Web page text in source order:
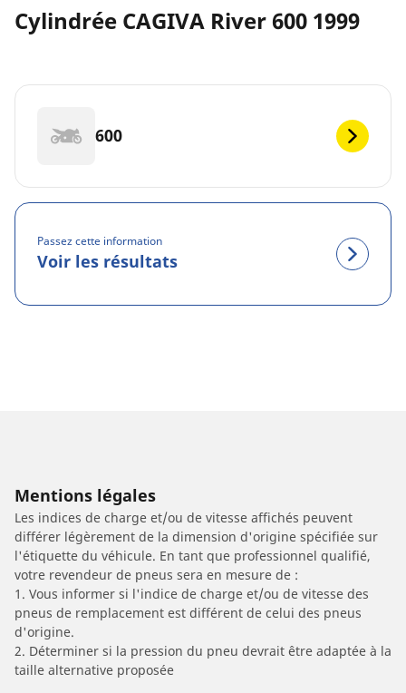
Cylindrée CAGIVA River 600 1999
600
Passez cette information
Voir les résultats
Mentions légales
Les indices de charge et/ou de vitesse affichés peuvent
différer légèrement de la dimension d'origine spécifiée sur
l'étiquette du véhicule. En tant que professionnel qualifié,
votre revendeur de pneus sera en mesure de :
1. Vous informer si l'indice de charge et/ou de vitesse des
pneus de remplacement est différent de celui des pneus
d'origine.
2. Déterminer si la pression du pneu devrait être adaptée à la
taille alternative proposée